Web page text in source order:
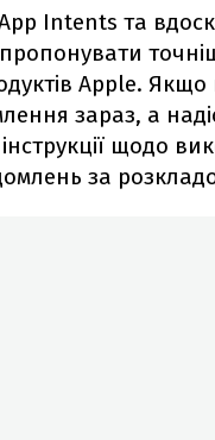
Intents та
Apple. Якщо
зараз, а
щодо
за